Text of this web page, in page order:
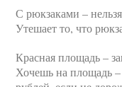
С рюкзаками –
Утешает то, что
Красная площадь –
Хочешь на площадь